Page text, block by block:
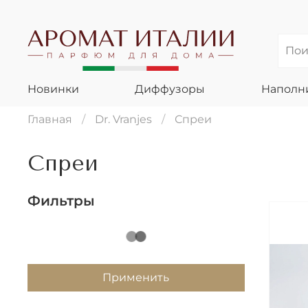
Новинки Диффузоры
Главная Dr. Vranjes Спреи
Спреи
Фильтры
Применить